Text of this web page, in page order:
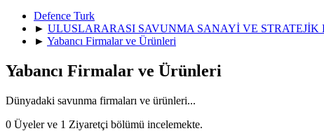
Defence Turk
► ULUSLARARASI SAVUNMA SANAYİ VE STRATEJİK
► Yabancı Firmalar ve Ürünleri
Yabancı Firmalar ve Ürünleri
Dünyadaki savunma firmaları ve ürünleri...
0 Üyeler ve 1 Ziyaretçi bölümü incelemekte.